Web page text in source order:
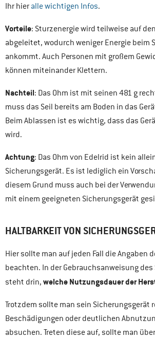
Ihr hier alle wichtigen Infos.
Vorteile: Sturzenergie wird teilweise auf
abgeleitet, wodurch weniger Energie beim
ankommt. Auch Personen mit großem
können miteinander Klettern.
Nachteil: Das Ohm ist mit seinen 481 g
muss das Seil bereits am Boden in das
Beim Ablassen ist es wichtig, dass das
wird.
Achtung: Das Ohm von Edelrid ist kein
Sicherungsgerät. Es ist lediglich ein
diesem Grund muss auch bei der
mit einem geeigneten Sicherungsgerät
HALTBARKEITVON
Hier sollte man auf jeden Fall die Angaben
beachten. In der Gebrauchsanweisung
steht drin, welche Nutzungsdauer der
Trotzdem sollte man sein Sicherungsgerät
Beschädigungen oder deutlichen
absuchen. Treten diese auf, sollte man